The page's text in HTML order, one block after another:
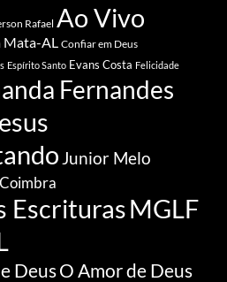
Rafael Ao Vivo
Mata-AL Confiar em Deus
Espírito Santo Evans Costa Felicidade
Fernandes
Junior Melo
EscriturasMGLF
DeusO Amor de Deus